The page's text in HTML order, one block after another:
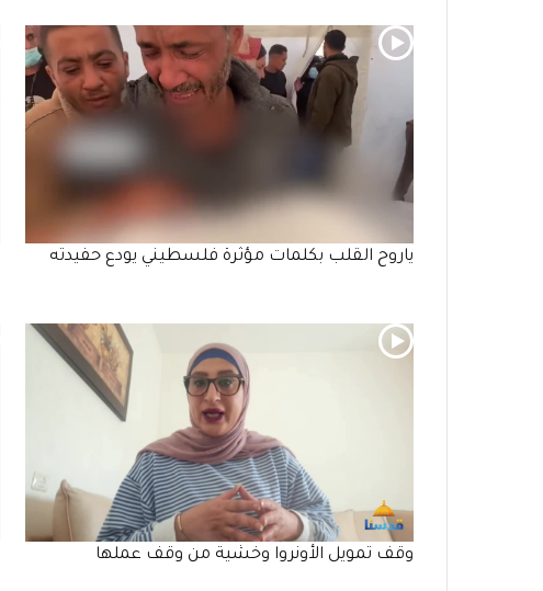
ياروح القلب بكلمات مؤثرة فلسطيني يودع حفيدته
وقف تمويل الأونروا وخشية من وقف عملها